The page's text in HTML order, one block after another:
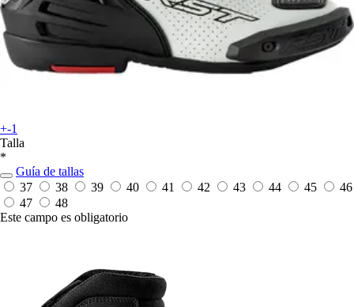
+-1
Talla
*
Guía de tallas
37
38 39 40 41 42 43 44 45
46
47
48
Este campo es obligatorio